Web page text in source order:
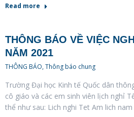
Read more
THÔNG BÁO VỀ VIỆC
NĂM 2021
THÔNG BÁO,Thông báo chung
Trường Đại học Kinh tế Quốc dân
cô giáo và các em sinh viên lịch nghỉ
thể như sau: Lich nghi Tet Am lich